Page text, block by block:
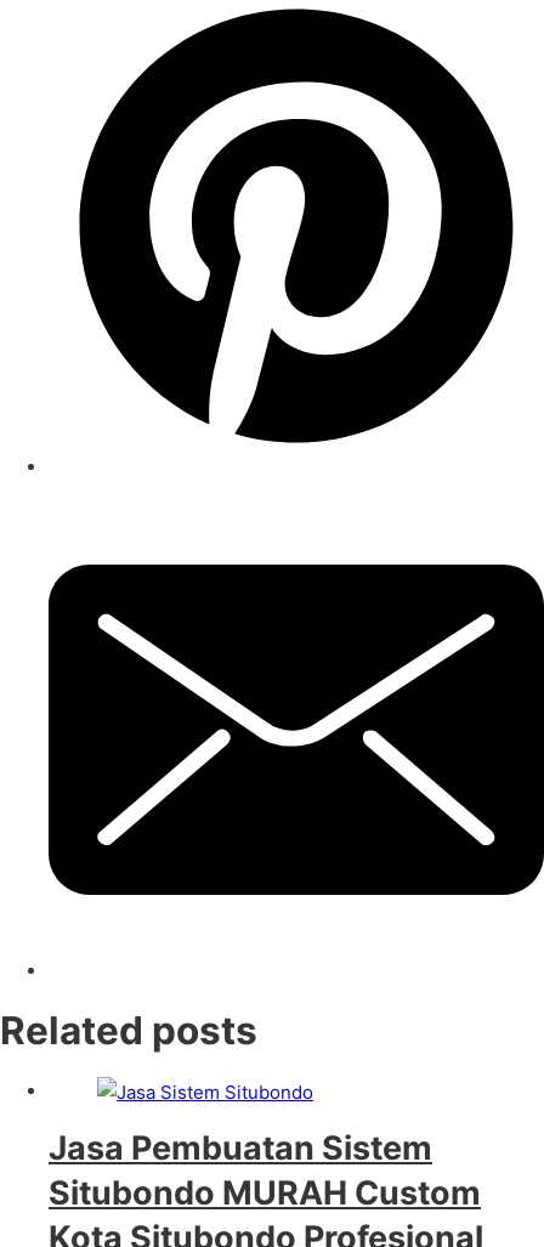
Related posts
Jasa Pembuatan Sistem
Situbondo MURAH Custom
Kota Situbondo Profesional